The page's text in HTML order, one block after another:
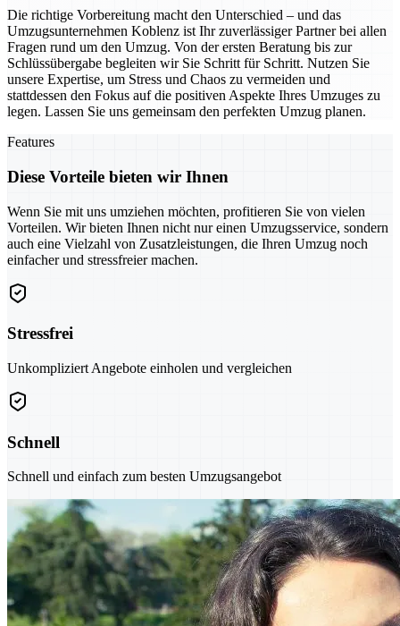
Die richtige Vorbereitung macht den Unterschied – und das
Umzugsunternehmen Koblenz ist Ihr zuverlässiger Partner bei allen
Fragen rund um den Umzug. Von der ersten Beratung bis zur
Schlüssübergabe begleiten wir Sie Schritt für Schritt. Nutzen Sie
unsere Expertise, um Stress und Chaos zu vermeiden und
stattdessen den Fokus auf die positiven Aspekte Ihres Umzuges zu
legen. Lassen Sie uns gemeinsam den perfekten Umzug planen.
Features
Diese Vorteile bieten wir Ihnen
Wenn Sie mit uns umziehen möchten, profitieren Sie von vielen
Vorteilen. Wir bieten Ihnen nicht nur einen Umzugsservice, sondern
auch eine Vielzahl von Zusatzleistungen, die Ihren Umzug noch
einfacher und stressfreier machen.
Stressfrei
Unkompliziert Angebote einholen und vergleichen
Schnell
Schnell und einfach zum besten Umzugsangebot